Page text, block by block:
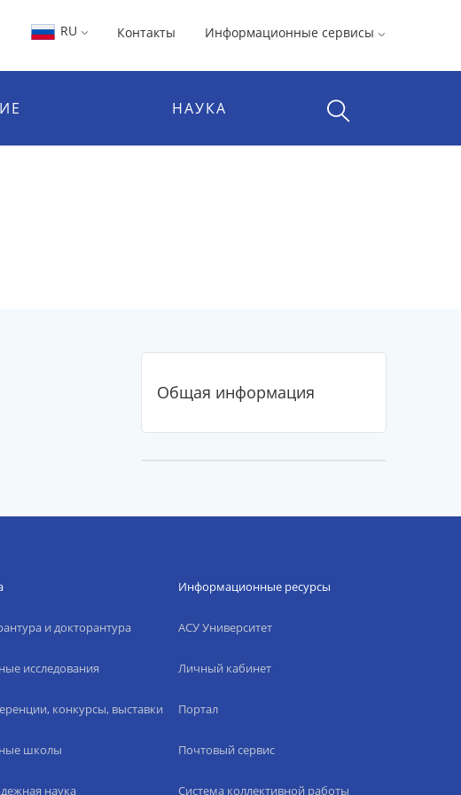
RU Контакты Информационные сервисы
НАУКА
Общая информация
и докторантура
исследования
конкурсы, выставки
школы
наука
Информационные ресурсы
АСУ Университет
Личный кабинет
Портал
Почтовый сервис
Система коллективной работы